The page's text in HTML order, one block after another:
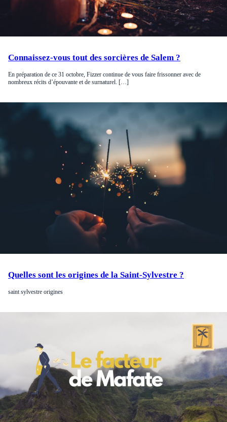
Connaissez-vous tout des sorcières de Salem ?
En préparation de ce 31 octobre, Fizzer continue de vous faire frissonner avec de
nombreux récits d’épouvante et de surnaturel. […]
Quelles sont les origines de la Saint-Sylvestre ?
saint sylvestre origines